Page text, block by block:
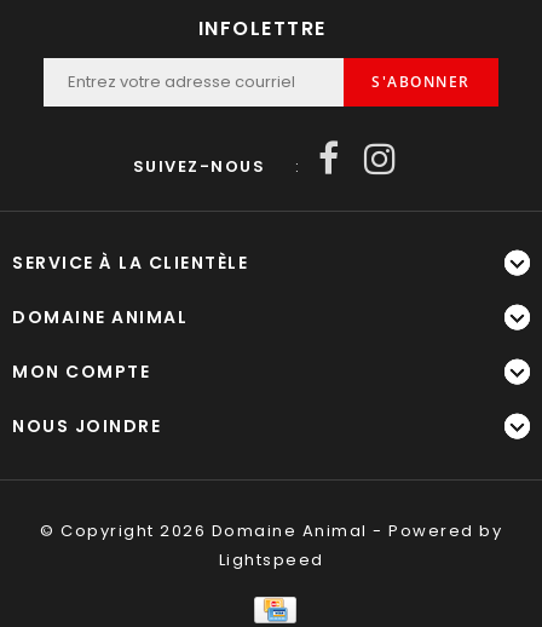
INFOLETTRE
S'ABONNER
SUIVEZ-NOUS :
SERVICE À LA CLIENTÈLE
DOMAINE ANIMAL
MON COMPTE
NOUS JOINDRE
© Copyright 2026 Domaine Animal - Powered by
Lightspeed